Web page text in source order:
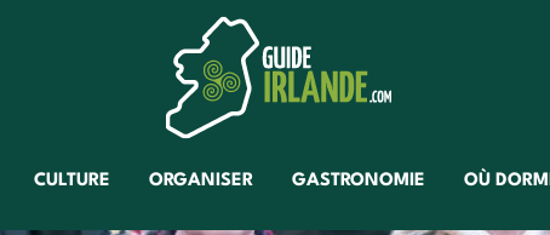
CULTURE ORGANISER GASTRONOMIE OÙ